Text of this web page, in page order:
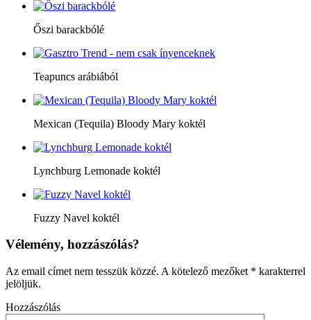
Őszi barackbólé
Teapuncs arábiából
Mexican (Tequila) Bloody Mary koktél
Lynchburg Lemonade koktél
Fuzzy Navel koktél
Vélemény, hozzászólás?
Az email címet nem tesszük közzé. A kötelező mezőket * karakterrel
jelöljük.
Hozzászólás